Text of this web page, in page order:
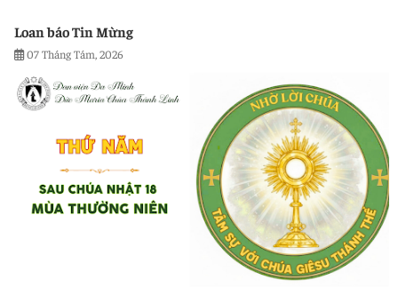
Loan báo Tin Mừng
07 Tháng Tám, 2026